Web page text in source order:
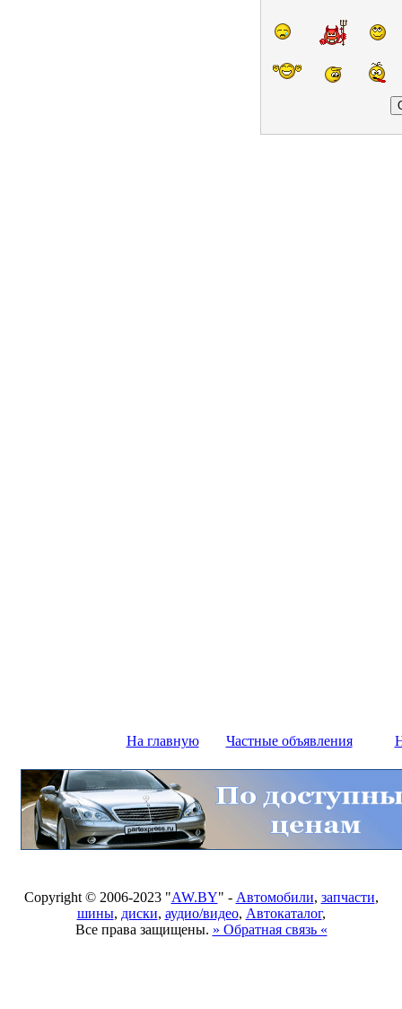
На главную Частные объявления
Copyright © 2006-2023 "AW.BY" - Автомобили, запчасти,
шины, диски, аудио/видео, Автокаталог,
Все права защищены. » Обратная связь «